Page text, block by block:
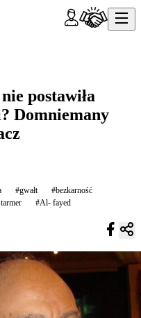
postawiła
Domniemany
#gwałt
#bezkarność
#Al- fayed